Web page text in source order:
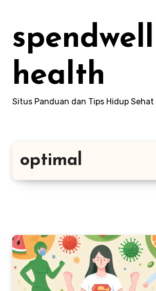
kontenspendwell
health
Situs Panduan dan Tips Hidup Sehat
optimal